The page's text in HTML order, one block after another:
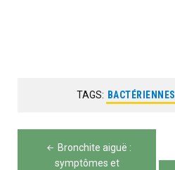
TAGS: BACTÉRIENNES
Navigation
Bronchite aiguë :
symptômes et